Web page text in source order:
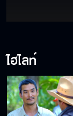
ไฮไลท์